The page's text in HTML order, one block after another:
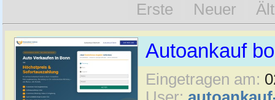
Erste Neuer
Autoankauf
Eingetragen am: